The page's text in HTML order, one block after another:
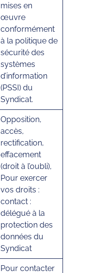
mises en
œuvre
conformément
à la politique de
sécurité des
systèmes
d’information
(PSSI) du
Syndicat.
Opposition,
accès,
rectification,
effacement
(droit à l’oubli),
Pour exercer
vos droits :
contact :
délégué à la
protection des
données du
Syndicat
Pour contacter